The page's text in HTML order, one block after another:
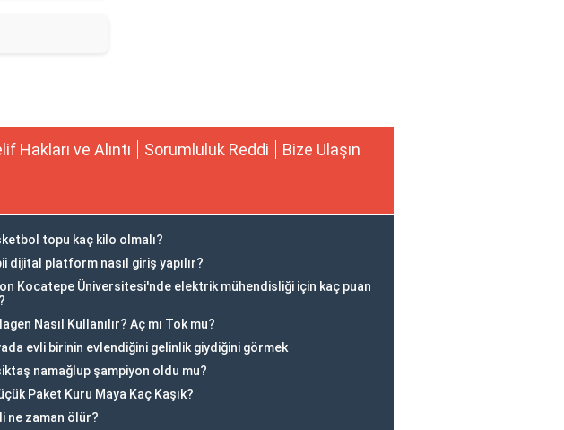
Hakları ve Alıntı Sorumluluk Reddi Bize Ulaşın
topu kaç kilo olmalı?
dijital platform nasıl giriş yapılır?
Kocatepe Üniversitesi'nde elektrik mühendisliği için kaç puan
Nasıl Kullanılır? Aç mı Tok mu?
evli birinin evlendiğini gelinlik giydiğini görmek
namağlup şampiyon oldu mu?
Paket Kuru Maya Kaç Kaşık?
ne zaman ölür?